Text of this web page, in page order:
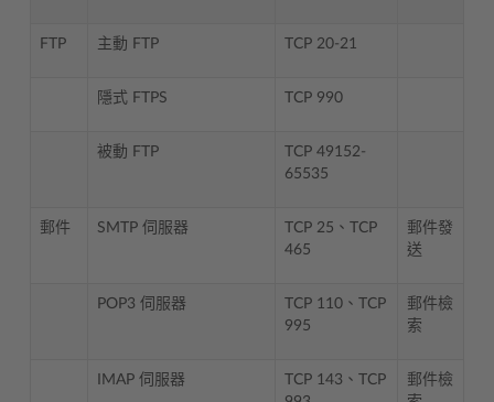
FTP 主動 FTP TCP 20-21
隱式 FTPS TCP 990
被動 FTP
TCP 49152-
65535
郵件 SMTP 伺服器
TCP 25、TCP
465
郵件發
送
POP3 伺服器
TCP 110、TCP
995
郵件檢
索
IMAP 伺服器
TCP 143、TCP
郵件檢